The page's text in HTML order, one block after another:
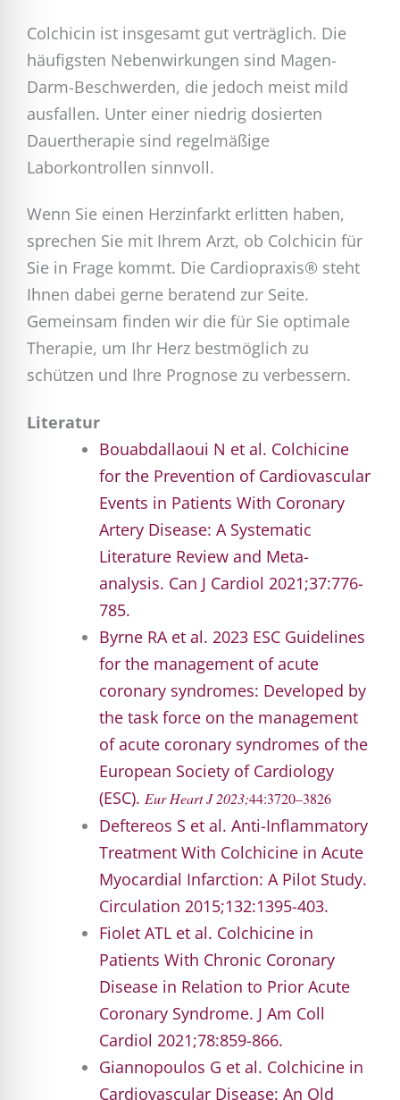
Colchicin ist insgesamt gut verträglich. Die
häufigsten Nebenwirkungen sind Magen-
Darm-Beschwerden, die jedoch meist mild
ausfallen. Unter einer niedrig dosierten
Dauertherapie sind regelmäßige
Laborkontrollen sinnvoll.
Wenn Sie einen Herzinfarkt erlitten haben,
sprechen Sie mit Ihrem Arzt, ob Colchicin für
Sie in Frage kommt. Die Cardiopraxis® steht
Ihnen dabei gerne beratend zur Seite.
Gemeinsam finden wir die für Sie optimale
Therapie, um Ihr Herz bestmöglich zu
schützen und Ihre Prognose zu verbessern.
Literatur
Bouabdallaoui N et al. Colchicine
for the Prevention of Cardiovascular
Events in Patients With Coronary
Artery Disease: A Systematic
Literature Review and Meta-
analysis. Can J Cardiol 2021;37:776-
785.
Byrne RA et al. 2023 ESC Guidelines
for the management of acute
coronary syndromes: Developed by
the task force on the management
of acute coronary syndromes of the
European Society of Cardiology
(ESC). Eur Heart J 2023;44:3720–3826
Deftereos S et al. Anti-Inflammatory
Treatment With Colchicine in Acute
Myocardial Infarction: A Pilot Study.
Circulation 2015;132:1395-403.
Fiolet ATL et al. Colchicine in
Patients With Chronic Coronary
Disease in Relation to Prior Acute
Coronary Syndrome. J Am Coll
Cardiol 2021;78:859-866.
Giannopoulos G et al. Colchicine in
Cardiovascular Disease: An Old